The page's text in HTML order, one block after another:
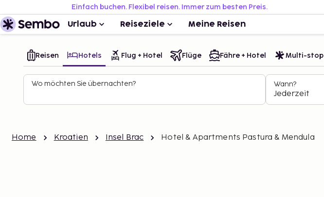
Einfach buchen. Flexibel reisen. Immer zum besten Preis.
Urlaub Reiseziele Meine Reisen
Reisen Hotels Flug + Hotel Flüge Fähre + Hotel Multi-stop
Wo möchten Sie übernachten? Wann?
Jederzeit
Home Kroatien Insel Brac Hotel & Apartments Pastura & Mendula